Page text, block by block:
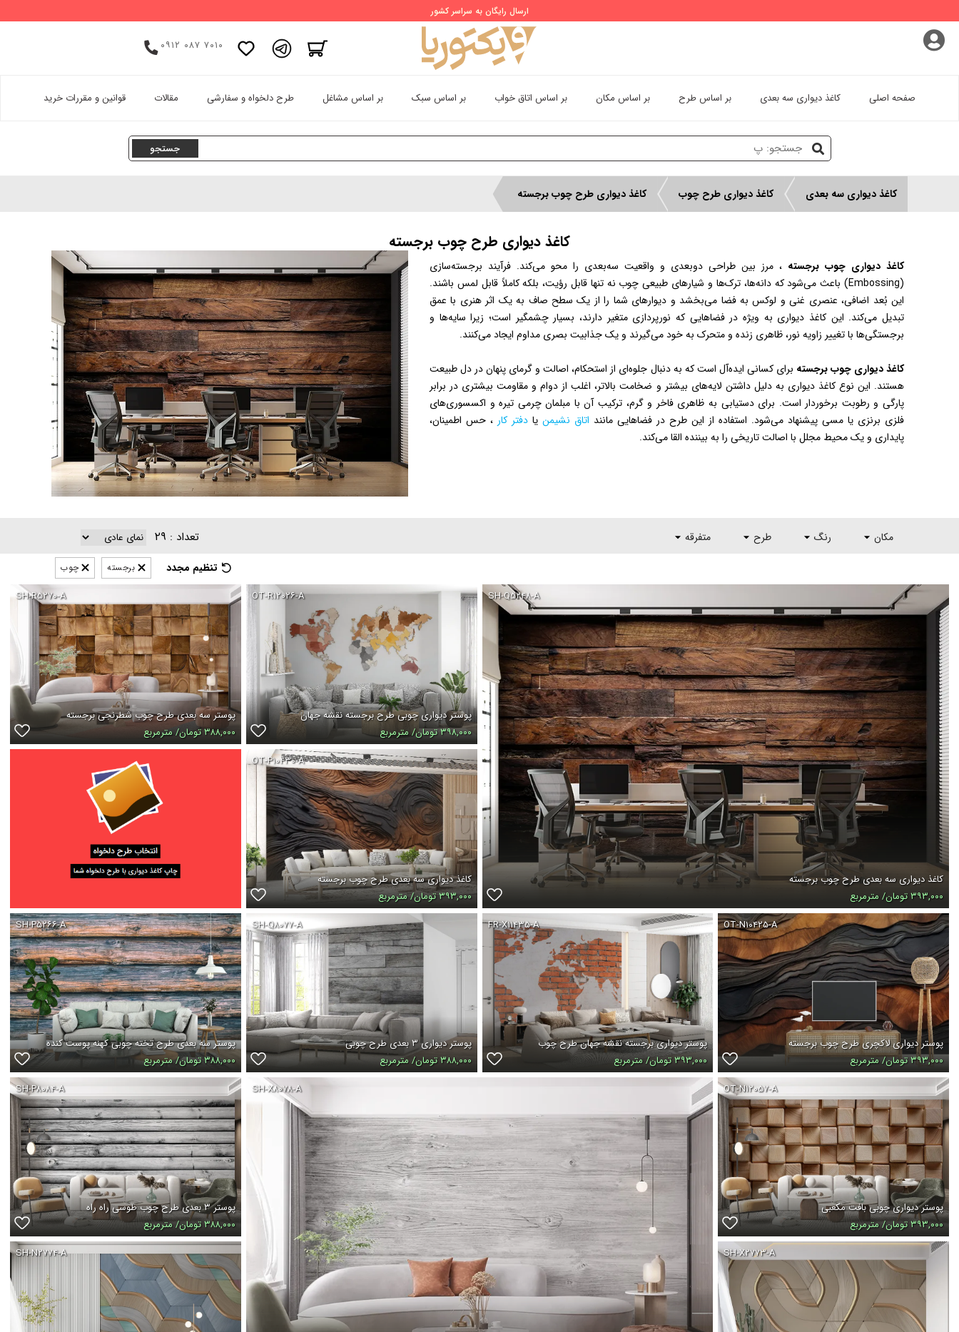
ارسال رایگان به سراسر کشور
پروفایل کاربری
خروج از اکانت
تامبلر
۰۹۱۲ ۰۸۷ ۷۰۱۰
صفحه اصلی کاغذ دیواری سه بعدی بر اساس طرح بر اساس مکان بر اساس اتاق خواب بر اساس سبک بر اساس مشاغل طرح دلخواه و سفارشی مقالات قوانین و مقررات خرید
کاغذ دیواری سه بعدی کاغذ دیواری طرح چوب کاغذ دیواری طرح چوب برجسته
کاغذ دیواری طرح چوب برجسته
کاغذ دیواری چوب برجسته ، مرز بین طراحی دوبعدی و واقعیت سه‌بعدی را محو می‌کند. فرآیند برجسته‌سازی
(Embossing) باعث می‌شود که دانه‌ها، ترک‌ها و شیارهای طبیعی چوب نه تنها قابل رؤیت، بلکه کاملاً قابل لمس باشند.
این بُعد اضافی، عنصری غنی و لوکس به فضا می‌بخشد و دیوارهای شما را از یک سطح صاف به یک اثر هنری با عمق
تبدیل می‌کند. این کاغذ دیواری به ویژه در فضاهایی که نورپردازی متغیر دارند، بسیار چشمگیر است؛ زیرا سایه‌ها و
برجستگی‌ها با تغییر زاویه نور، ظاهری زنده و متحرک به خود می‌گیرند و یک جذابیت بصری مداوم ایجاد می‌کنند.
کاغذ دیواری چوب برجسته برای کسانی ایده‌آل است که به دنبال جلوه‌ای از استحکام، اصالت و گرمای پنهان در دل طبیعت
هستند. این نوع کاغذ دیواری به دلیل داشتن لایه‌های بیشتر و ضخامت بالاتر، اغلب از دوام و مقاومت بیشتری در برابر
پارگی و رطوبت برخوردار است. برای دستیابی به ظاهری فاخر و گرم، ترکیب آن با مبلمان چرمی تیره و اکسسوری‌های
فلزی برنزی یا مسی پیشنهاد می‌شود. استفاده از این طرح در فضاهایی مانند اتاق نشیمن یا دفتر کار ، حس اطمینان،
پایداری و یک محیط مجلل با اصالت تاریخی را به بیننده القا می‌کند.
مکان رنگ طرح متفرقه تعداد : ۲۹
چوب برجسته تنظیم مجدد
SH-Q۵۲۴۸-A
کاغذ دیواری سه بعدی طرح چوب برجسته
۳۹۳,۰۰۰ تومان/ مترمربع
OT-R۱۲۰۲۶-A
پوستر دیواری چوبی طرح برجسته نقشه جهان
۳۹۸,۰۰۰ تومان/ مترمربع
SH-R۵۲۷۰-A
پوستر سه بعدی طرح چوب شطرنجی برجسته
۳۸۸,۰۰۰ تومان/ مترمربع
OT-P۱۰۴۳۰-A
کاغذ دیواری سه بعدی طرح چوب برجسته
۳۹۳,۰۰۰ تومان/ مترمربع
OT-N۱۰۴۲۵-A
پوستر دیواری لاکچری طرح چوب برجسته
۳۹۳,۰۰۰ تومان/ مترمربع
FR-X۱۱۴۳۵-A
پوستر دیواری برجسته نقشه جهان طرح چوب
۳۹۳,۰۰۰ تومان/ مترمربع
SH-Q۸۰۷۷-A
پوستر دیواری ۳ بعدی طرح چوبی
۳۸۸,۰۰۰ تومان/ مترمربع
SH-P۵۲۶۶-A
پوستر سه بعدی طرح تخته چوبی کهنه پوست کنده
۳۸۸,۰۰۰ تومان/ مترمربع
OT-N۱۲۰۵۷-A
پوستر دیواری چوبی بافت مکعبی
۳۹۳,۰۰۰ تومان/ مترمربع
SH-X۸۰۷۸-A SH-P۸۰۸۴-A
پوستر ۳ بعدی طرح چوب طوسی راه راه
۳۸۸,۰۰۰ تومان/ مترمربع
SH-X۲۷۷۳-A
SH-N۲۷۷۴-A